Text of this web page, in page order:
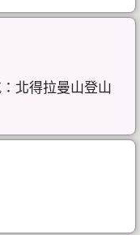
北得拉曼山登山